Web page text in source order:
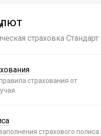
страховка Стандарт
страхования от
страхового полиса